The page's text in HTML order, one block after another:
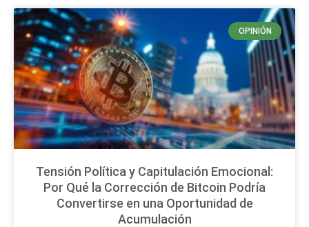
OPINIÓN
Tensión Política y Capitulación Emocional:
Por Qué la Corrección de Bitcoin Podría
Convertirse en una Oportunidad de
Acumulación